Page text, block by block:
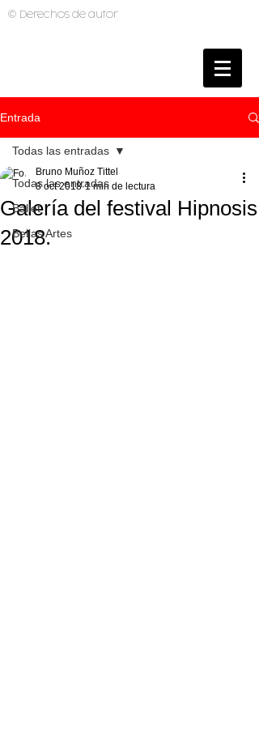
PHOTOGRAPHER
© Derechos de autor
Entrada
Todas las entradas
Ballet
Bellas Artes
Todas las entradas
Galería del festival Hipnosis
2018.
Bruno Muñoz Tittel
8 oct 2018 1 min de lectura